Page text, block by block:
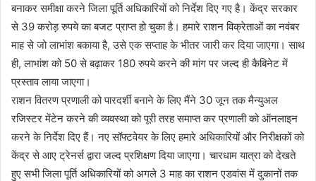
बनाकर समीक्षा करने जिला पूर्ति अधिकारियों को निर्देश दिए गए है। केंद्र सरकार
से 39 करोड़ रुपये का बजट प्राप्त हो चुका है। हमारे राशन विक्रेताओं का नवंबर
माह से जो लाभांश बकाया है, उसे एक सप्ताह के भीतर जारी कर दिया जाएगा। साथ
ही, लाभांश को 50 से बढ़ाकर 180 रुपये करने की मांग पर जल्द ही कैबिनेट में
प्रस्ताव लाया जाएगा।
राशन वितरण प्रणाली को पारदर्शी बनाने के लिए मैंने 30 जून तक मैन्युअल
रजिस्टर मेंटेन करने की व्यवस्था को पूरी तरह समाप्त कर प्रणाली को ऑनलाइन
करने के निर्देश दिए हैं। नए सॉफ्टवेयर के लिए हमारे अधिकारियों और निरीक्षकों को
केंद्र से आए ट्रेनर्स द्वारा जल्द प्रशिक्षण दिया जाएगा। चारधाम यात्रा को देखते
हुए सभी जिला पूर्ति अधिकारियों को अगले 3 माह का राशन एडवांस में दुकानों तक